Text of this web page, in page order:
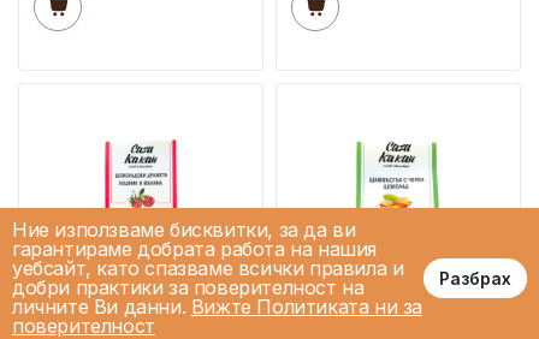
Ние използваме бисквитки, за да ви
гарантираме добрата работа на нашия
уебсайт, като спазваме всички правила и
добри практики за поверителност на
личните Ви данни. Вижте Политиката ни за
поверителност
Разбрах